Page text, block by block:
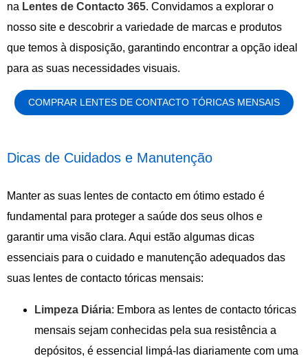
na Lentes de Contacto 365. Convidamos a explorar o
nosso site e descobrir a variedade de marcas e produtos
que temos à disposição, garantindo encontrar a opção ideal
para as suas necessidades visuais.
COMPRAR LENTES DE CONTACTO TÓRICAS MENSAIS
Dicas de Cuidados e Manutenção
Manter as suas lentes de contacto em ótimo estado é
fundamental para proteger a saúde dos seus olhos e
garantir uma visão clara. Aqui estão algumas dicas
essenciais para o cuidado e manutenção adequados das
suas lentes de contacto tóricas mensais:
Limpeza Diária: Embora as lentes de contacto tóricas
mensais sejam conhecidas pela sua resistência a
depósitos, é essencial limpá-las diariamente com uma